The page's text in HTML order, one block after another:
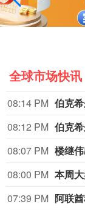
全球市场快讯
08:14 PM
08:12 PM
08:07 PM 楼继
08:00 PM
07:39 PM 阿联